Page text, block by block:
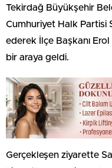
Tekirdağ Büyükşehir
Cumhuriyet Halk Partisi
ederek İlçe Başkanı
bir araya geldi.
Gerçekleşen ziyarette